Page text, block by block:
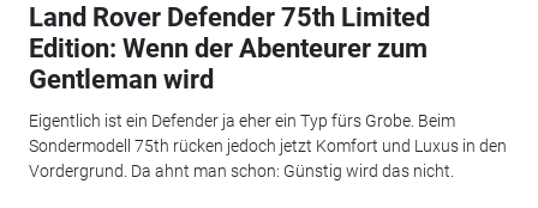
Land Rover Defender 75th Limited
Edition: Wenn der Abenteurer zum
Gentleman wird
Eigentlich ist ein Defender ja eher ein Typ fürs Grobe. Beim
Sondermodell 75th rücken jedoch jetzt Komfort und Luxus in den
Vordergrund. Da ahnt man schon: Günstig wird das nicht.